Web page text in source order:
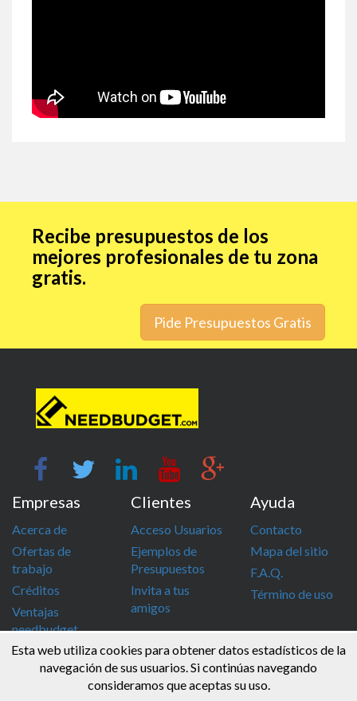
Recibe presupuestos de los
mejores profesionales de tu zona
gratis.
Pide Presupuestos Gratis
Esta web utiliza cookies para obtener datos estadísticos de la
navegación de sus usuarios. Si continúas navegando
consideramos que aceptas su uso.
Empresas
Acerca de
Ofertas de
trabajo
Créditos
Ventajas
needbudget
Clientes
Acceso Usuarios
Ejemplos de
Presupuestos
Invita a tus
amigos
Ayuda
Contacto
Mapa del sitio
F.A.Q.
Término de uso
info@needbudget.com
968 862 247
© Needbudget 2015 - 2026 . Todos los derechos reservados